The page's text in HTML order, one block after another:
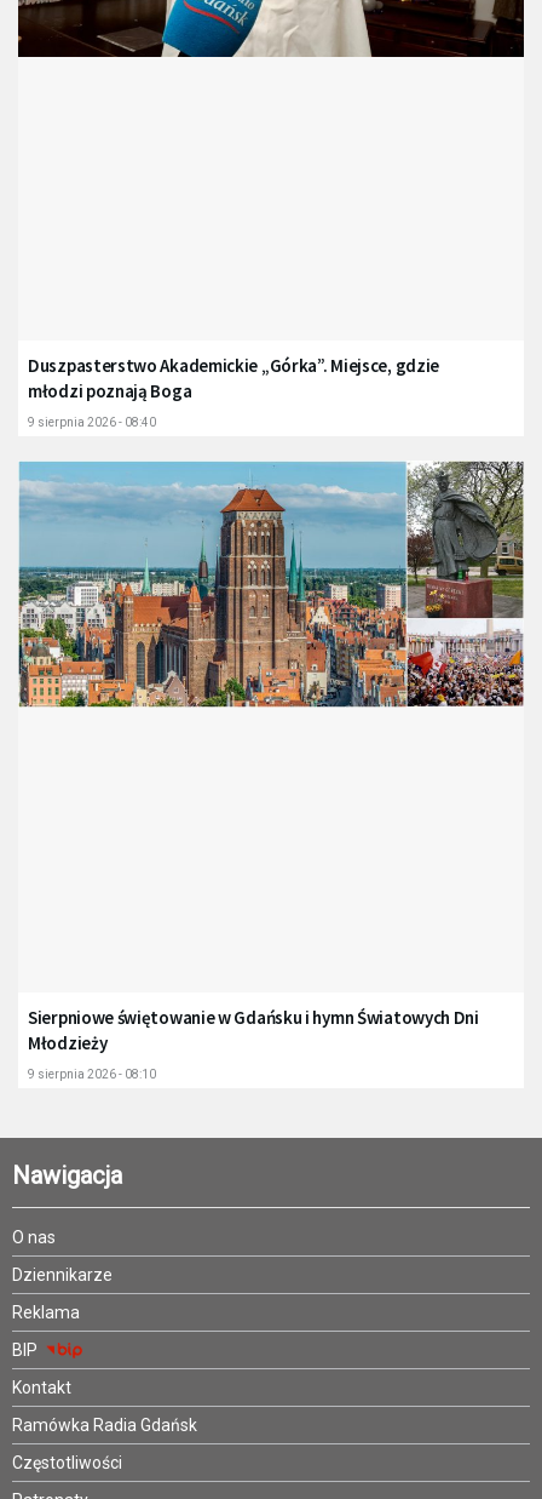
Duszpasterstwo Akademickie „Górka”. Miejsce, gdzie
młodzi poznają Boga
9 sierpnia 2026 - 08:40
Sierpniowe świętowanie w Gdańsku i hymn Światowych Dni
Młodzieży
9 sierpnia 2026 - 08:10
Nawigacja
O nas
Dziennikarze
Reklama
BIP
Kontakt
Ramówka Radia Gdańsk
Częstotliwości